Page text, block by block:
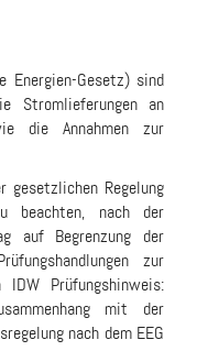
Energien-Gesetz) sind
Stromlieferungen an
die Annahmen zur
gesetzlichen Regelung
beachten, nach der
auf Begrenzung der
zur
Prüfungshinweis:
mit der
nach dem EEG